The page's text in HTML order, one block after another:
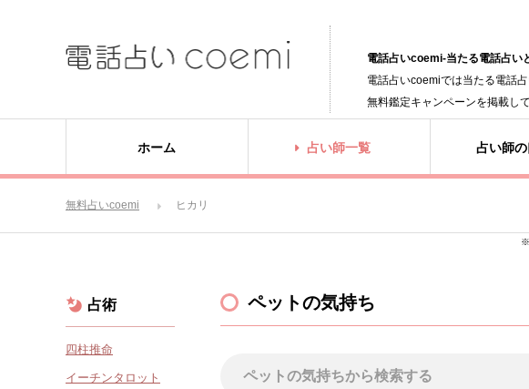
電話占いcoemi-当たる電話占い
電話占いcoemiでは当たる電話
無料鑑定キャンペーンを掲載して
ホーム 占い師一覧 占い師の
無料占いcoemi ヒカリ
※
ペットの気持ち
占術
四柱推命
イーチンタロット